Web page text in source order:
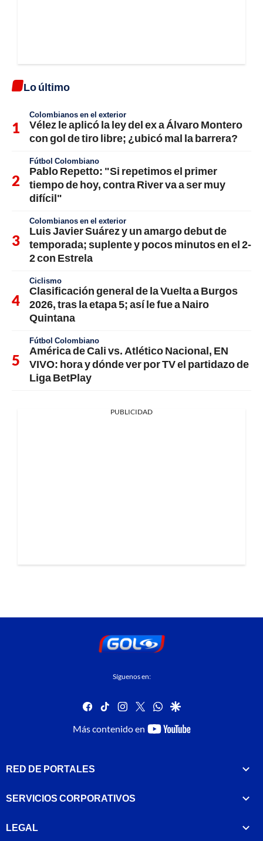
Lo último
Colombianos en el exterior
Vélez le aplicó la ley del ex a Álvaro Montero
con gol de tiro libre; ¿ubicó mal la barrera?
Fútbol Colombiano
Pablo Repetto: "Si repetimos el primer
tiempo de hoy, contra River va a ser muy
difícil"
Colombianos en el exterior
Luis Javier Suárez y un amargo debut de
temporada; suplente y pocos minutos en el 2-
2 con Estrela
Ciclismo
Clasificación general de la Vuelta a Burgos
2026, tras la etapa 5; así le fue a Nairo
Quintana
Fútbol Colombiano
América de Cali vs. Atlético Nacional, EN
VIVO: hora y dónde ver por TV el partidazo de
Liga BetPlay
PUBLICIDAD
Síguenos en:
facebook
tiktok instagram
twitterwhatsapp
google
Más contenido en
youtube-
RED DE PORTALES
SERVICIOS CORPORATIVOS
LEGAL